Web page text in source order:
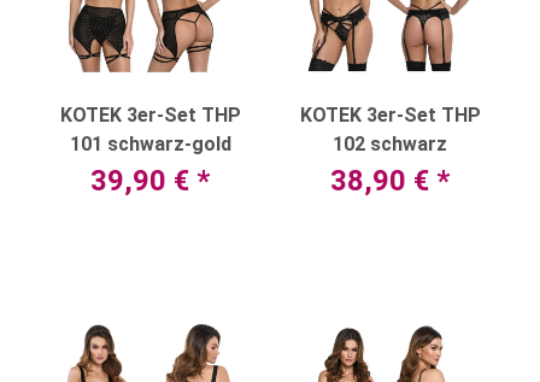
KOTEK 3er-Set THP
101 schwarz-gold
39,90 € *
KOTEK 3er-Set THP
102 schwarz
38,90 € *